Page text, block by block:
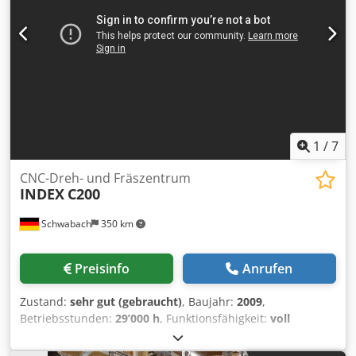
1 /7
Schwabach 350 km
CNC-Dreh- und Fräszentrum
INDEX C200
Preisinfo Anrufen
Zustand: sehr gut (gebraucht), Baujahr: 2009,
Betriebsstunden: 29’000 h, Funktionsfähigkeit: voll
, Ausstattung:Dokumentation/Handbuch
Die INDEX C200 - aus Baujahr 2009 ist ein leistungsstarker